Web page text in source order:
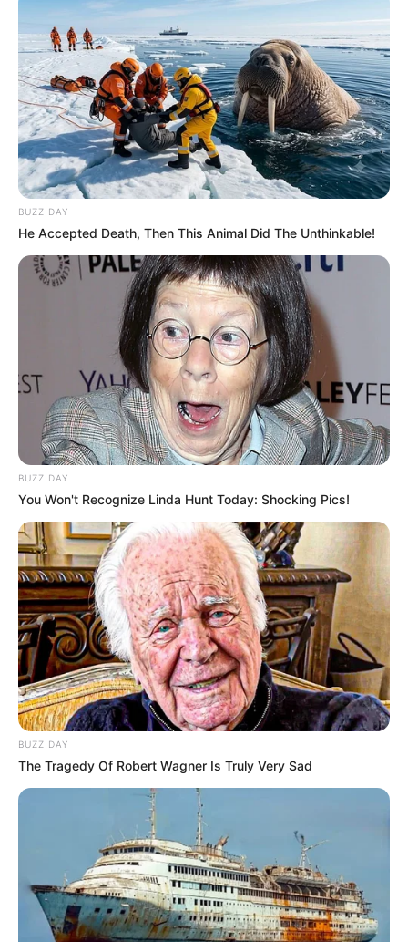
Ideias de vassoura de garrafa pet
Pinterest
Pinterest
BUZZ DAY
He Accepted Death, Then This Animal Did The Unthinkable!
BUZZ DAY
You Won't Recognize Linda Hunt Today: Shocking Pics!
BUZZ DAY
The Tragedy Of Robert Wagner Is Truly Very Sad